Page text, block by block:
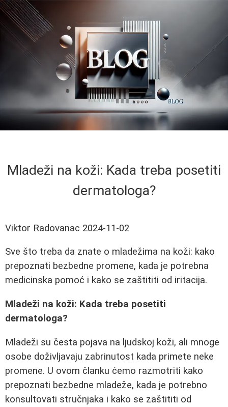
Mladeži na koži: Kada treba posetiti
dermatologa?
Viktor Radovanac 2024-11-02
Sve što treba da znate o mladežima na koži: kako
prepoznati bezbedne promene, kada je potrebna
medicinska pomoć i kako se zaštititi od iritacija.
Mladeži na koži: Kada treba posetiti
dermatologa?
Mladeži su česta pojava na ljudskoj koži, ali mnoge
osobe doživljavaju zabrinutost kada primete neke
promene. U ovom članku ćemo razmotriti kako
prepoznati bezbedne mladeže, kada je potrebno
konsultovati stručnjaka i kako se zaštititi od